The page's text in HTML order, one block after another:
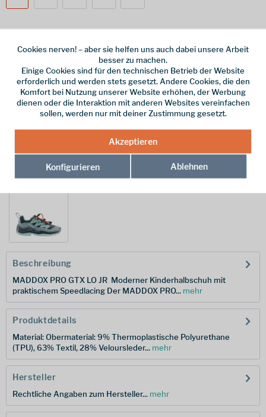
Online bestellen Ladenabholung
vorrätig | Lieferzeit 1-3 Werktage
In denWarenkorb
641627-4854-31
weitere Modelle:
Beschreibung
MADDOX PRO GTX LO JR  Moderner Kinderhalbschuh mit
praktischem Speedlacing Der MADDOX PRO... mehr
Produktdetails
Material: Obermaterial: 9% Thermoplastische Polyurethane
(TPU), 63% Textil, 28% Veloursleder... mehr
Hersteller
Rechtliche Angaben zum Hersteller... mehr
Cookies nerven! – aber sie helfen uns auch dabei unsere Arbeit
besser zu machen.
Einige Cookies sind für den technischen Betrieb der Website
erforderlich und werden stets gesetzt. Andere Cookies, die den
Komfort bei Nutzung unserer Website erhöhen, der Werbung
dienen oder die Interaktion mit anderen Websites vereinfachen
sollen, werden nur mit deiner Zustimmung gesetzt.
Akzeptieren
Konfigurieren Ablehnen